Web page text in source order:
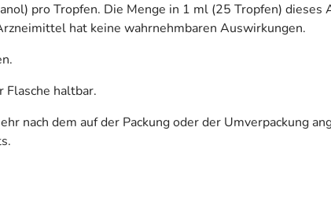
pro Tropfen. Die Menge in 1 ml (25 Tropfen)
hat keine wahrnehmbaren Auswirkungen.
haltbar.
nach dem auf der Packung oder der Umverpackung